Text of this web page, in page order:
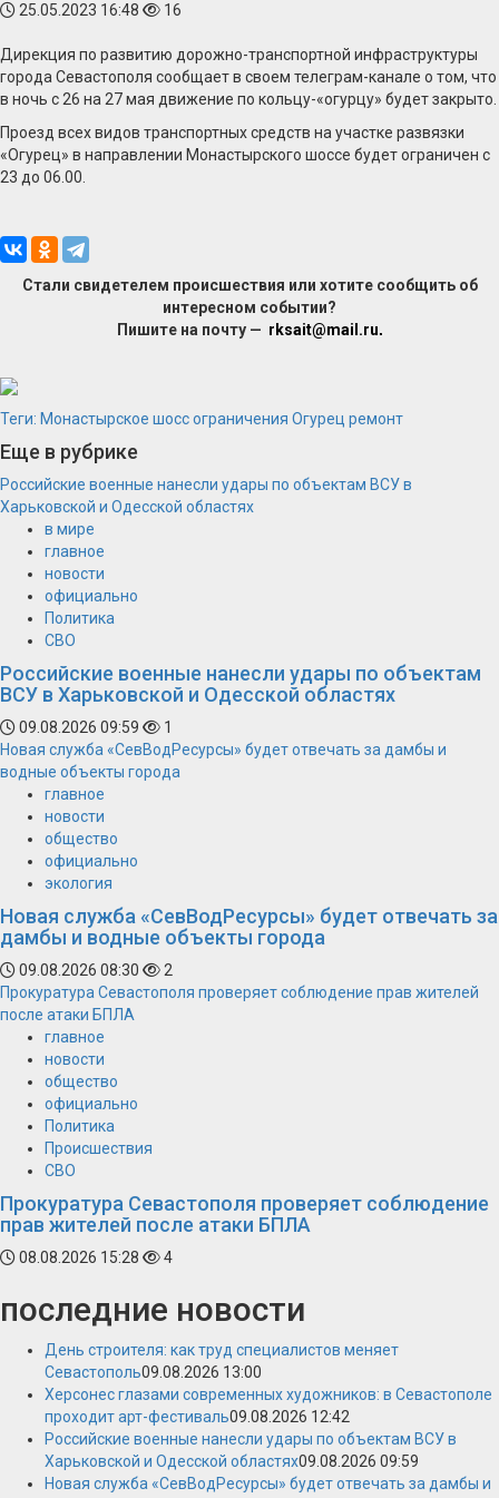
25.05.2023 16:48 16
Дирекция по развитию дорожно-транспортной инфраструктуры
города Севастополя сообщает в своем телеграм-канале о том, что
в ночь с 26 на 27 мая движение по кольцу-«огурцу» будет закрыто.
Проезд всех видов транспортных средств на участке развязки
«Огурец» в направлении Монастырского шоссе будет ограничен с
23 до 06.00.
Стали свидетелем происшествия или хотите сообщить об
интересном событии?
Пишите на почту — rksait@mail.ru.
Теги: Монастырское шоссограничения Огурец ремонт
Еще в рубрике
Российские военные нанесли удары по объектам ВСУ в
Харьковской и Одесской областях
в мире
главное
новости
официально
Политика
СВО
Российские военные нанесли удары по объектам
ВСУ в Харьковской и Одесской областях
09.08.2026 09:59
1
Новая служба «СевВодРесурсы» будет отвечать за дамбы и
водные объекты города
главное
новости
общество
официально
экология
Новая служба «СевВодРесурсы» будет отвечать за
дамбы и водные объекты города
09.08.2026 08:30
2
Прокуратура Севастополя проверяет соблюдение прав жителей
после атаки БПЛА
главное
новости
общество
официально
Политика
Происшествия
СВО
Прокуратура Севастополя проверяет соблюдение
прав жителей после атаки БПЛА
08.08.2026 15:28 4
последние новости
День строителя: как труд специалистов меняет
Севастополь09.08.2026 13:00
Херсонес глазами современных художников: в Севастополе
проходит арт-фестиваль09.08.2026 12:42
Российские военные нанесли удары по объектам ВСУ в
Харьковской и Одесской областях09.08.2026 09:59
Новая служба «СевВодРесурсы» будет отвечать за дамбы и